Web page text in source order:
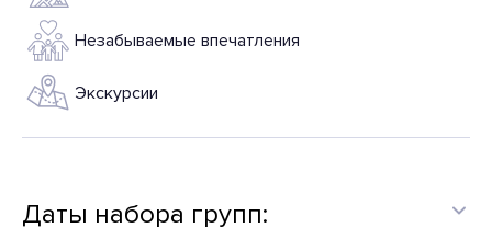
Незабываемые впечатления
Экскурсии
Даты набора групп: